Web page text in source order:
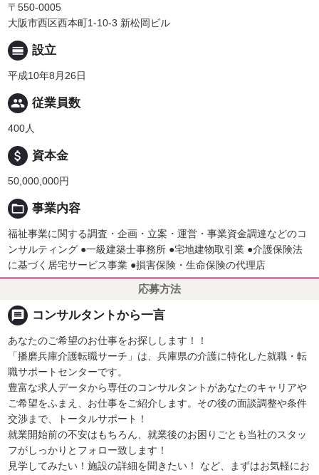
〒550-0005
大阪市西区西本町1-10-3 新松岡ビル
calendar_view_day 設立
平成10年8月26日
people 従業員数
400人
attach_money 資本金
50,000,000円
folder_open 事業内容
福祉事業に関する調査・企画・立案・運営・事業資金調達などのコ
ンサルティング ●一級建築士事務所 ●宅地建物取引業 ●介護保険法
に基づく居宅サービス事業 ●損害保険・生命保険の代理店
応募方法
message コンサルタントから一言
あなたのご希望のお仕事をお探しします！！
「播磨兵庫介護転職サーチ」は、兵庫県の介護に特化した就職・転
職サポートセンターです。
豊富な求人データから専任のコンサルタントがあなたのキャリアや
ご希望をふまえ、お仕事をご紹介します。その後の面談調整や条件
交渉まで、トータルサポート！
就業開始前の不安はもちろん、就業後のお困りごとも当社のスタッ
フがしっかりとフォロー致します！
見学してみたい！施設の詳細を聞きたい！ など、まずはお気軽にお